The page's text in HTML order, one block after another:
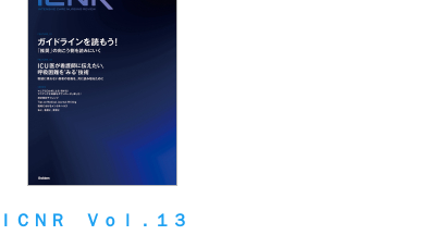
ＩＣＮＲ Ｖｏｌ．１３